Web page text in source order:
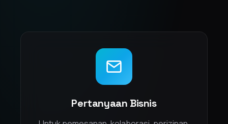
Pertanyaan Bisnis